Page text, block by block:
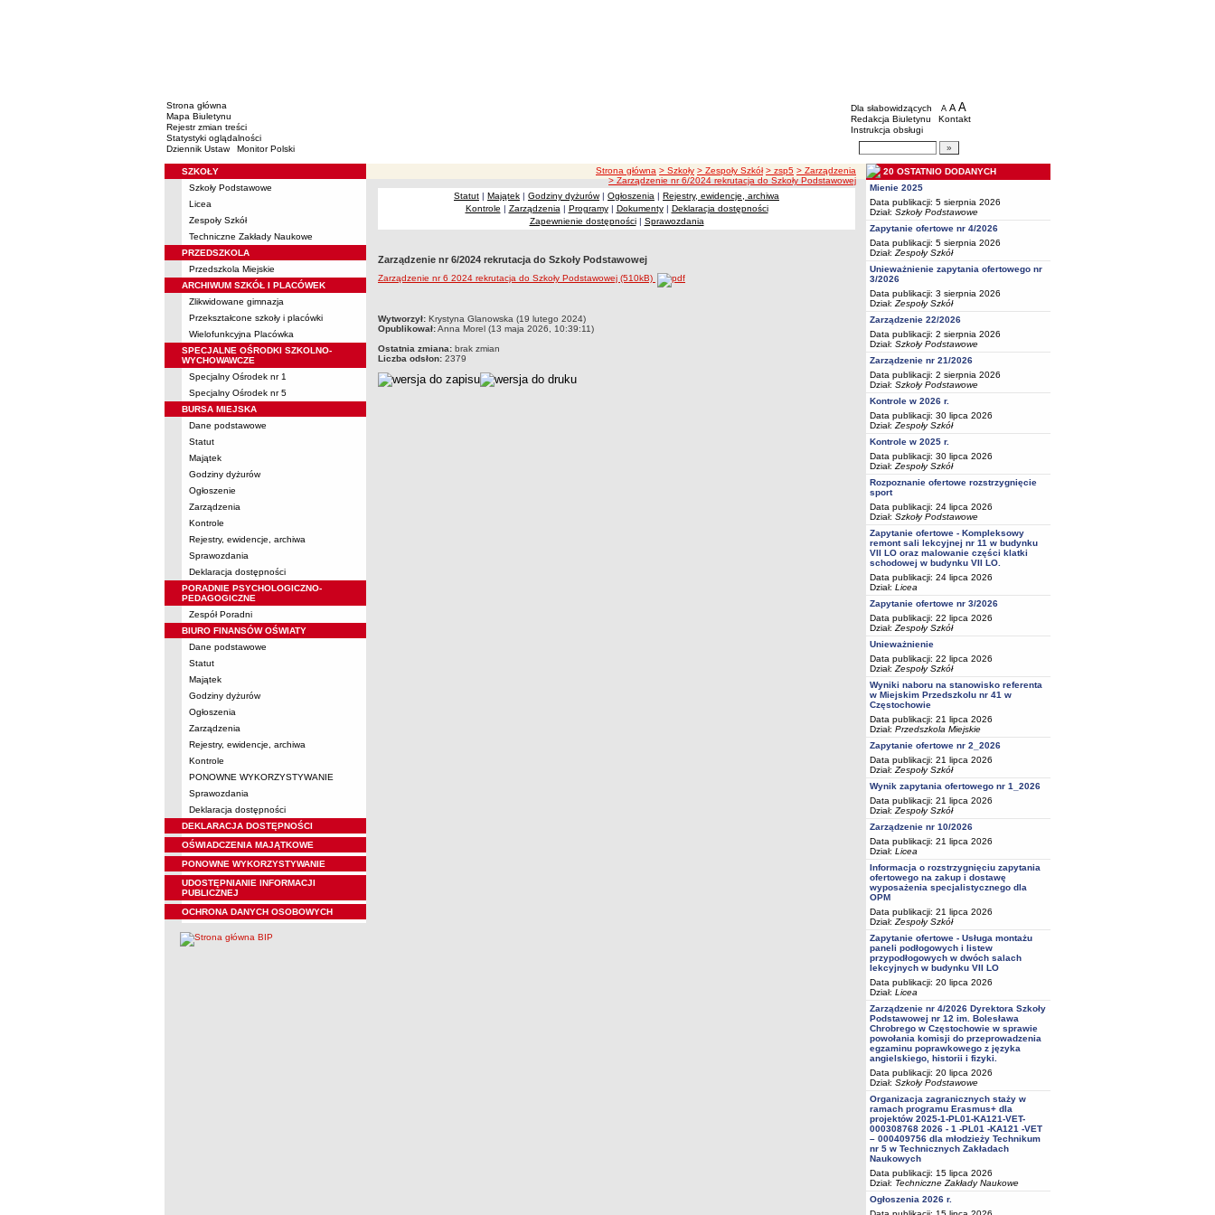
Strona główna
Mapa Biuletynu
Rejestr zmian treści
Statystyki oglądalności
Dziennik Ustaw
Monitor Polski
BIP - Oświata Częstochowa
Menu dodatkowe
Dla słabowidzących A pomniejsz czcionkę
A standardowy rozmiar czcionki
A
Redakcja Biuletynu
Kontakt
Instrukcja obsługi
Wyszukiwarka artykułów
Menu
SZKOŁY
Szkoły Podstawowe
Licea
Zespoły Szkół
Techniczne Zakłady Naukowe
PRZEDSZKOLA
Przedszkola Miejskie
ARCHIWUM SZKÓŁ I PLACÓWEK
Zlikwidowane gimnazja
Przekształcone szkoły i placówki
Wielofunkcyjna Placówka
SPECJALNE OŚRODKI SZKOLNO-
WYCHOWAWCZE
Specjalny Ośrodek nr 1
Specjalny Ośrodek nr 5
BURSA MIEJSKA
Dane podstawowe
Statut
Majątek
Godziny dyżurów
Ogłoszenie
Zarządzenia
Kontrole
Rejestry, ewidencje, archiwa
Sprawozdania
Deklaracja dostępności
PORADNIE PSYCHOLOGICZNO-
PEDAGOGICZNE
Zespół Poradni
BIURO FINANSÓW OŚWIATY
Dane podstawowe
Statut
Majątek
Godziny dyżurów
Ogłoszenia
Zarządzenia
Rejestry, ewidencje, archiwa
Kontrole
PONOWNE WYKORZYSTYWANIE
Sprawozdania
Deklaracja dostępności
DEKLARACJA DOSTĘPNOŚCI
OŚWIADCZENIA MAJĄTKOWE
PONOWNE WYKORZYSTYWANIE
UDOSTĘPNIANIE INFORMACJI
PUBLICZNEJ
OCHRONA DANYCH OSOBOWYCH
ścieżka nawigacji
Strona główna > Szkoły > Zespoły Szkół > zsp5 > Zarządzenia
> Zarządzenie nr 6/2024 rekrutacja do Szkoły Podstawowej
Statut | Majątek | Godziny dyżurów| Ogłoszenia | Rejestry, ewidencje, archiwa
Kontrole | Zarządzenia | Programy| Dokumenty| Deklaracja dostępności
Zapewnienie dostępności| Sprawozdania
Zarządzenie nr 6/2024 rekrutacja do Szkoły Podstawowej
Zarządzenie nr 6 2024 rekrutacja do Szkoły Podstawowej (510kB)
metryczka
Wytworzył: Krystyna Glanowska (19 lutego 2024)
Opublikował:Anna Morel (13 maja 2026, 10:39:11)
Ostatnia zmiana: brak zmian
Liczba odsłon: 2379
20 OSTATNIO DODANYCH
Mienie 2025
Data publikacji: 5 sierpnia 2026
Dział: Szkoły Podstawowe
Zapytanie ofertowe nr 4/2026
Data publikacji: 5 sierpnia 2026
Dział: Zespoły Szkół
Unieważnienie zapytania ofertowego nr
3/2026
Data publikacji: 3 sierpnia 2026
Dział: Zespoły Szkół
Zarządzenie 22/2026
Data publikacji: 2 sierpnia 2026
Dział: Szkoły Podstawowe
Zarządzenie nr 21/2026
Data publikacji: 2 sierpnia 2026
Dział: Szkoły Podstawowe
Kontrole w 2026 r.
Data publikacji: 30 lipca 2026
Dział: Zespoły Szkół
Kontrole w 2025 r.
Data publikacji: 30 lipca 2026
Dział: Zespoły Szkół
Rozpoznanie ofertowe rozstrzygnięcie
sport
Data publikacji: 24 lipca 2026
Dział: Szkoły Podstawowe
Zapytanie ofertowe - Kompleksowy
remont sali lekcyjnej nr 11 w budynku
VII LO oraz malowanie części klatki
schodowej w budynku VII LO.
Data publikacji: 24 lipca 2026
Dział: Licea
Zapytanie ofertowe nr 3/2026
Data publikacji: 22 lipca 2026
Dział: Zespoły Szkół
Unieważnienie
Data publikacji: 22 lipca 2026
Dział: Zespoły Szkół
Wyniki naboru na stanowisko referenta
w Miejskim Przedszkolu nr 41 w
Częstochowie
Data publikacji: 21 lipca 2026
Dział: Przedszkola Miejskie
Zapytanie ofertowe nr 2_2026
Data publikacji: 21 lipca 2026
Dział: Zespoły Szkół
Wynik zapytania ofertowego nr 1_2026
Data publikacji: 21 lipca 2026
Dział: Zespoły Szkół
Zarządzenie nr 10/2026
Data publikacji: 21 lipca 2026
Dział: Licea
Informacja o rozstrzygnięciu zapytania
ofertowego na zakup i dostawę
wyposażenia specjalistycznego dla
OPM
Data publikacji: 21 lipca 2026
Dział: Zespoły Szkół
Zapytanie ofertowe - Usługa montażu
paneli podłogowych i listew
przypodłogowych w dwóch salach
lekcyjnych w budynku VII LO
Data publikacji: 20 lipca 2026
Dział: Licea
Zarządzenie nr 4/2026 Dyrektora Szkoły
Podstawowej nr 12 im. Bolesława
Chrobrego w Częstochowie w sprawie
powołania komisji do przeprowadzenia
egzaminu poprawkowego z języka
angielskiego, historii i fizyki.
Data publikacji: 20 lipca 2026
Dział: Szkoły Podstawowe
Organizacja zagranicznych staży w
ramach programu Erasmus+ dla
projektów 2025-1-PL01-KA121-VET-
000308768 2026 - 1 -PL01 -KA121 -VET
– 000409756 dla młodzieży Technikum
nr 5 w Technicznych Zakładach
Naukowych
Data publikacji: 15 lipca 2026
Dział: Techniczne Zakłady Naukowe
Ogłoszenia 2026 r.